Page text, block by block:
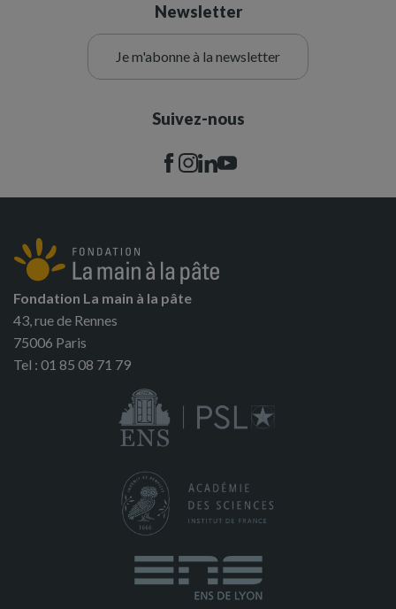
Newsletter
Je m'abonne à la newsletter
Suivez-nous
Fondation La main à la pâte
43, rue de Rennes
75006 Paris
Tel : 01 85 08 71 79